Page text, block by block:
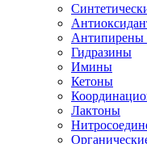
Антипирены
Гидразины
Имины
Кетоны
Лактоны